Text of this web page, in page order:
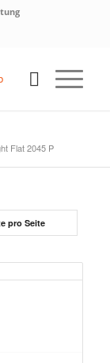
Flat 2045 P
pro Seite